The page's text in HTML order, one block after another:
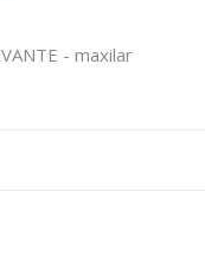
- maxilar